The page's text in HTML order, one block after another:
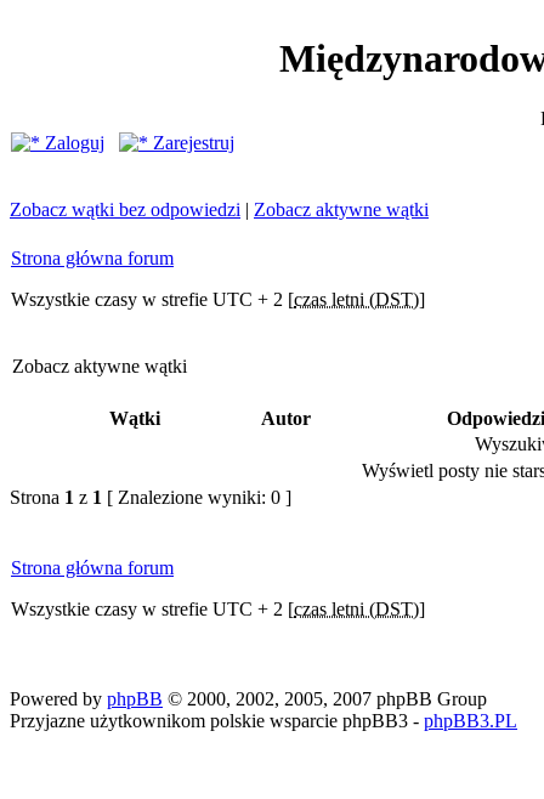
Zaloguj
Zarejestruj
Zobacz wątki bez odpowiedzi | Zobacz aktywne wątki
Strona główna forum
Wszystkie czasy w strefie UTC + 2 [czas letni (DST)]
Zobacz aktywne wątki
Wątki Autor
Wyświetl posty nie
Strona 1 z 1 [ Znalezione wyniki: 0 ]
Strona główna forum
Wszystkie czasy w strefie UTC + 2 [czas letni (DST)]
Powered by phpBB © 2000, 2002, 2005, 2007 phpBB Group
Przyjazne użytkownikom polskie wsparcie phpBB3 - phpBB3.PL